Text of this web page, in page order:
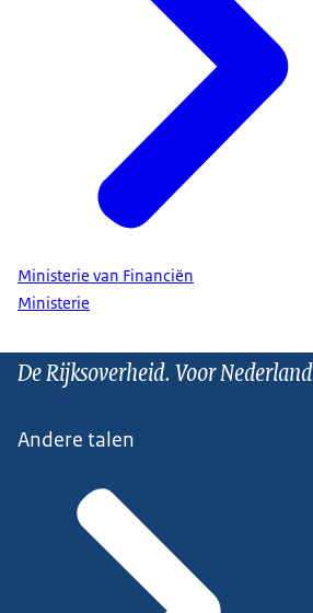
Ministerie van Financiën
Ministerie
De Rijksoverheid. Voor Nederland
Andere talen